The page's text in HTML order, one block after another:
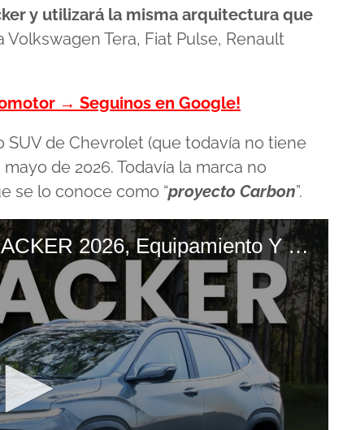
y utilizará la misma arquitectura que
Tera, Fiat Pulse, Renault
→ Seguinos en Google!
de Chevrolet (que todavía no tiene
de 2026. Todavía la marca no
se lo conoce como “proyecto Carbon”.
INFORME CHEVROLET TRACKER 2026, Equipamiento Y EN QUÉ CAMBIA